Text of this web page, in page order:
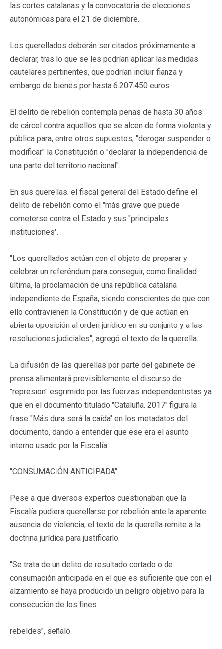
las cortes catalanas y la convocatoria de elecciones
autonómicas para el 21 de diciembre.
Los querellados deberán ser citados próximamente a
declarar, tras lo que se les podrían aplicar las medidas
cautelares pertinentes, que podrían incluir fianza y
embargo de bienes por hasta 6.207.450 euros.
El delito de rebelión contempla penas de hasta 30 años
de cárcel contra aquellos que se alcen de forma violenta y
pública para, entre otros supuestos, "derogar suspender o
modificar" la Constitución o "declarar la independencia de
una parte del territorio nacional".
En sus querellas, el fiscal general del Estado define el
delito de rebelión como el "más grave que puede
cometerse contra el Estado y sus "principales
instituciones".
"Los querellados actúan con el objeto de preparar y
celebrar un referéndum para conseguir, como finalidad
última, la proclamación de una república catalana
independiente de España, siendo conscientes de que con
ello contravienen la Constitución y de que actúan en
abierta oposición al orden jurídico en su conjunto y a las
resoluciones judiciales", agregó el texto de la querella.
La difusión de las querellas por parte del gabinete de
prensa alimentará previsiblemente el discurso de
"represión" esgrimido por las fuerzas independentistas ya
que en el documento titulado "Cataluña. 2017" figura la
frase "Más dura será la caída" en los metadatos del
documento, dando a entender que ese era el asunto
interno usado por la Fiscalía.
"CONSUMACIÓN ANTICIPADA"
Pese a que diversos expertos cuestionaban que la
Fiscalía pudiera querellarse por rebelión ante la aparente
ausencia de violencia, el texto de la querella remite a la
doctrina jurídica para justificarlo.
"Se trata de un delito de resultado cortado o de
consumación anticipada en el que es suficiente que con el
alzamiento se haya producido un peligro objetivo para la
consecución de los fines
rebeldes", señaló.